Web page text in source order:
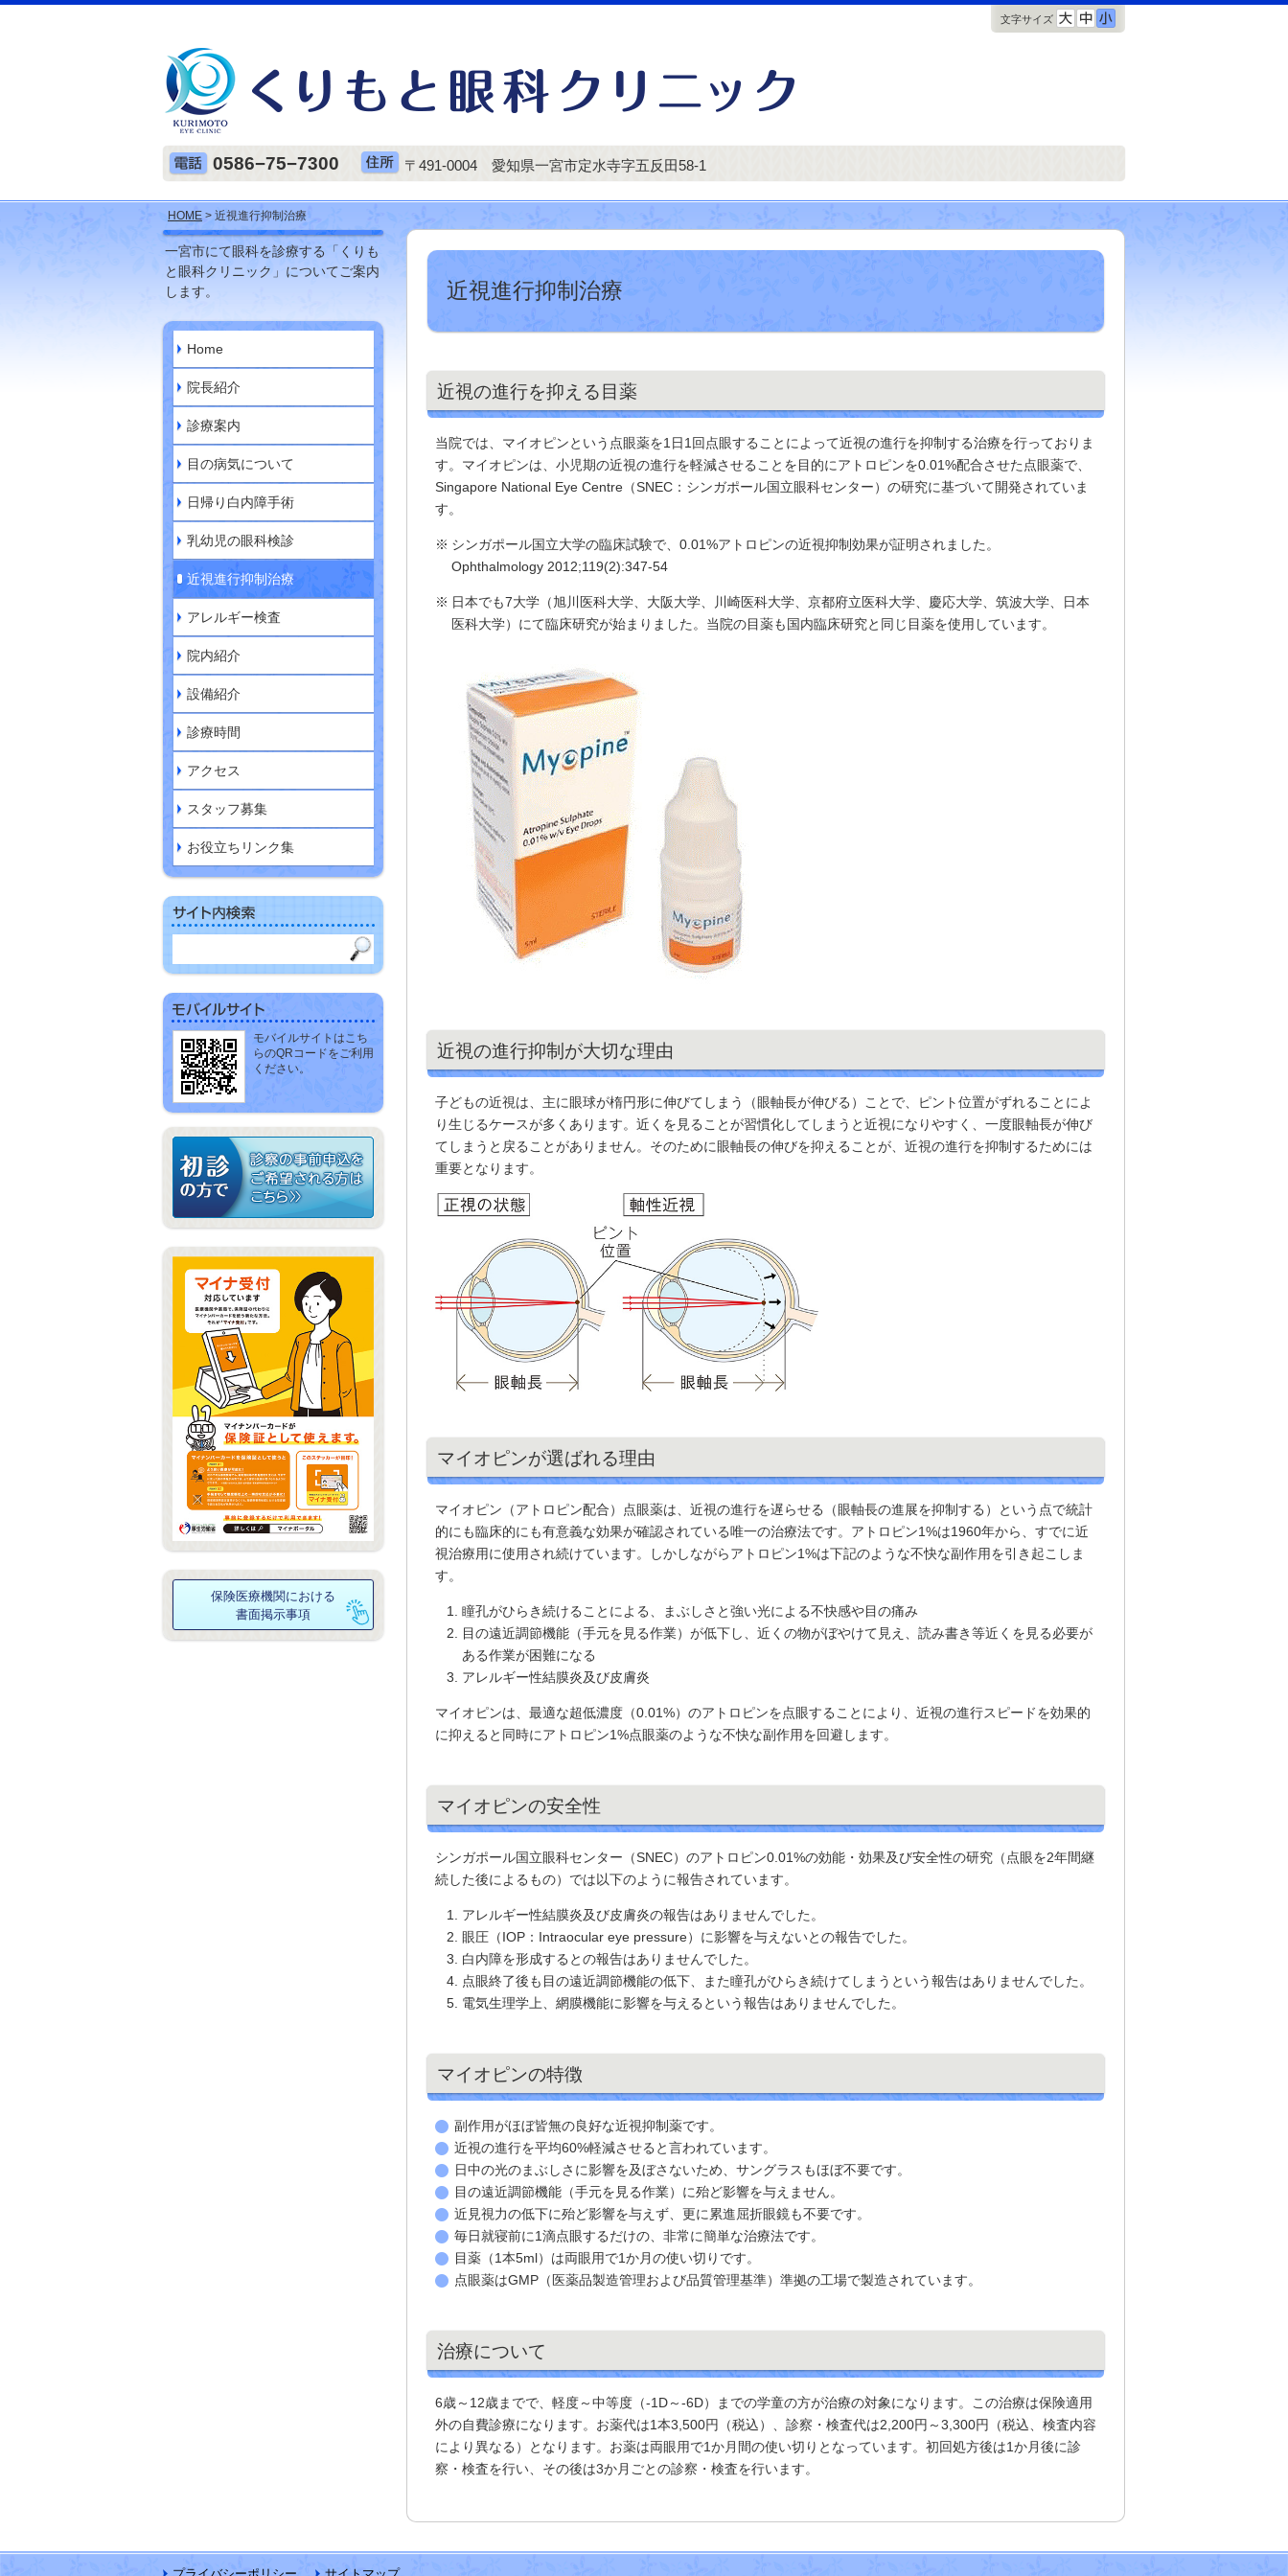
0586−75−7300 〒491-0004 愛知県一宮市定水寺字五反田58-1
HOME > 近視進行抑制治療
近視進行抑制治療
近視の進行を抑える目薬
当院では、マイオピンという点眼薬を1日1回点眼することによって近視の進行を抑制する治療を行っておりま
す。マイオピンは、小児期の近視の進行を軽減させることを目的にアトロピンを0.01%配合させた点眼薬で、
Singapore National Eye Centre（SNEC：シンガポール国立眼科センター）の研究に基づいて開発されていま
す。
シンガポール国立大学の臨床試験で、0.01%アトロピンの近視抑制効果が証明されました。
Ophthalmology 2012;119(2):347-54
日本でも7大学（旭川医科大学、大阪大学、川崎医科大学、京都府立医科大学、慶応大学、筑波大学、日本
医科大学）にて臨床研究が始まりました。当院の目薬も国内臨床研究と同じ目薬を使用しています。
近視の進行抑制が大切な理由
子どもの近視は、主に眼球が楕円形に伸びてしまう（眼軸長が伸びる）ことで、ピント位置がずれることによ
り生じるケースが多くあります。近くを見ることが習慣化してしまうと近視になりやすく、一度眼軸長が伸び
てしまうと戻ることがありません。そのために眼軸長の伸びを抑えることが、近視の進行を抑制するためには
重要となります。
マイオピンが選ばれる理由
マイオピン（アトロピン配合）点眼薬は、近視の進行を遅らせる（眼軸長の進展を抑制する）という点で統計
的にも臨床的にも有意義な効果が確認されている唯一の治療法です。アトロピン1%は1960年から、すでに近
視治療用に使用され続けています。しかしながらアトロピン1%は下記のような不快な副作用を引き起こしま
す。
瞳孔がひらき続けることによる、まぶしさと強い光による不快感や目の痛み
目の遠近調節機能（手元を見る作業）が低下し、近くの物がぼやけて見え、読み書き等近くを見る必要が
ある作業が困難になる
アレルギー性結膜炎及び皮膚炎
マイオピンは、最適な超低濃度（0.01%）のアトロピンを点眼することにより、近視の進行スピードを効果的
に抑えると同時にアトロピン1%点眼薬のような不快な副作用を回避します。
マイオピンの安全性
シンガポール国立眼科センター（SNEC）のアトロピン0.01%の効能・効果及び安全性の研究（点眼を2年間継
続した後によるもの）では以下のように報告されています。
アレルギー性結膜炎及び皮膚炎の報告はありませんでした。
眼圧（IOP：Intraocular eye pressure）に影響を与えないとの報告でした。
白内障を形成するとの報告はありませんでした。
点眼終了後も目の遠近調節機能の低下、また瞳孔がひらき続けてしまうという報告はありませんでした。
電気生理学上、網膜機能に影響を与えるという報告はありませんでした。
マイオピンの特徴
副作用がほぼ皆無の良好な近視抑制薬です。
近視の進行を平均60%軽減させると言われています。
日中の光のまぶしさに影響を及ぼさないため、サングラスもほぼ不要です。
目の遠近調節機能（手元を見る作業）に殆ど影響を与えません。
近見視力の低下に殆ど影響を与えず、更に累進屈折眼鏡も不要です。
毎日就寝前に1滴点眼するだけの、非常に簡単な治療法です。
目薬（1本5ml）は両眼用で1か月の使い切りです。
点眼薬はGMP（医薬品製造管理および品質管理基準）準拠の工場で製造されています。
治療について
6歳～12歳までで、軽度～中等度（-1D～-6D）までの学童の方が治療の対象になります。この治療は保険適用
外の自費診療になります。お薬代は1本3,500円（税込）、診察・検査代は2,200円～3,300円（税込、検査内容
により異なる）となります。お薬は両眼用で1か月間の使い切りとなっています。初回処方後は1か月後に診
察・検査を行い、その後は3か月ごとの診察・検査を行います。
一宮市にて眼科を診療する「くりも
と眼科クリニック」についてご案内
します。
Home
院長紹介
診療案内
目の病気について
日帰り白内障手術
乳幼児の眼科検診
近視進行抑制治療
アレルギー検査
院内紹介
設備紹介
診療時間
アクセス
スタッフ募集
お役立ちリンク集
モバイルサイトはこち
らのQRコードをご利用
ください。
保険医療機関における
書面掲示事項
文字サイズ